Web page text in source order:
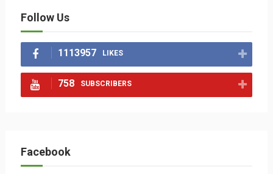
Follow Us
1113957 LIKES
758 SUBSCRIBERS
Facebook